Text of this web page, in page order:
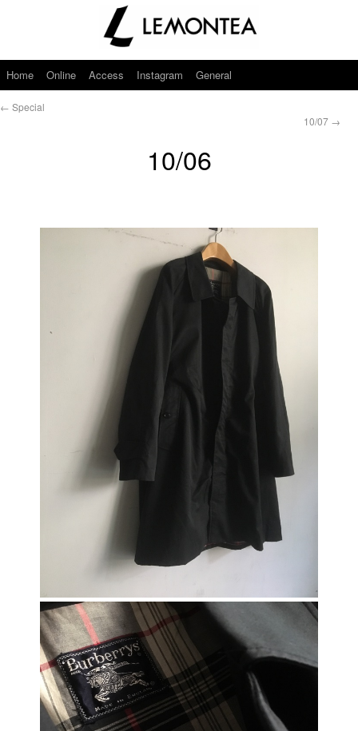
Home Online Access Instagram General
← Special
10/07 →
10/06